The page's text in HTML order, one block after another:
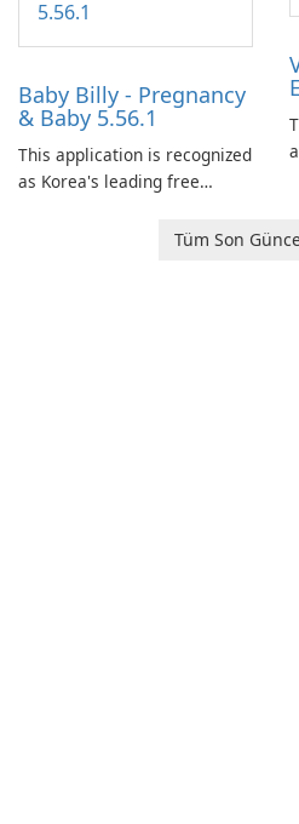
Baby Billy - Pregnancy
& Baby 5.56.1
This application is recognized
as Korea's leading free
baby tracking, offeringTüm Son